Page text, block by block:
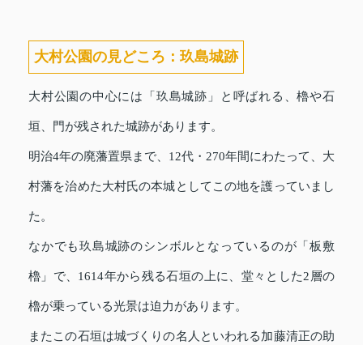
大村公園の見どころ：玖島城跡
大村公園の中心には「玖島城跡」と呼ばれる、櫓や石
垣、門が残された城跡があります。
明治4年の廃藩置県まで、12代・270年間にわたって、大
村藩を治めた大村氏の本城としてこの地を護っていまし
た。
なかでも玖島城跡のシンボルとなっているのが「板敷
櫓」で、1614年から残る石垣の上に、堂々とした2層の
櫓が乗っている光景は迫力があります。
またこの石垣は城づくりの名人といわれる加藤清正の助